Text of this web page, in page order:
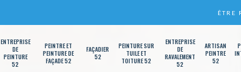
ÊTRE
ENTREPRISE
DE
PEINTURE
52
PEINTRE ET
PEINTURE DE
FAÇADE 52
FAÇADIER
52
PEINTURE SUR
TUILE ET
TOITURE 52
ENTREPRISE
DE
RAVALEMENT
52
ARTISAN
PEINTRE
52